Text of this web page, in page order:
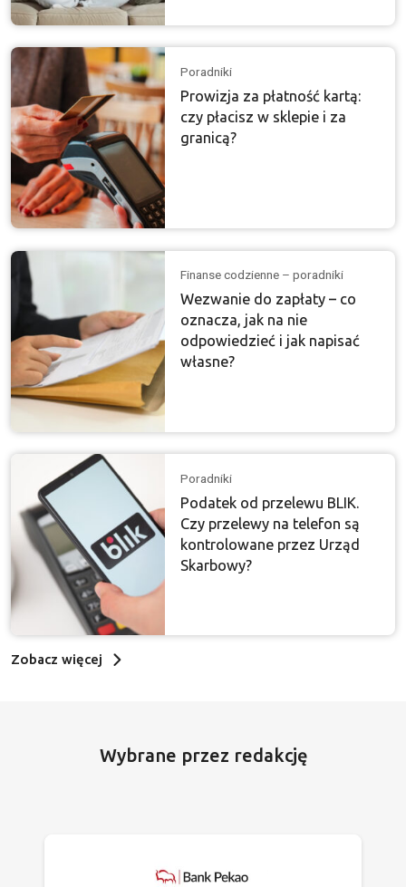
Poradniki
Prowizja za płatność kartą:
czy płacisz w sklepie i za
granicą?
Finanse codzienne – poradniki
Wezwanie do zapłaty – co
oznacza, jak na nie
odpowiedzieć i jak napisać
własne?
Poradniki
Podatek od przelewu BLIK.
Czy przelewy na telefon są
kontrolowane przez Urząd
Skarbowy?
Zobacz więcej
Wybrane przez redakcję